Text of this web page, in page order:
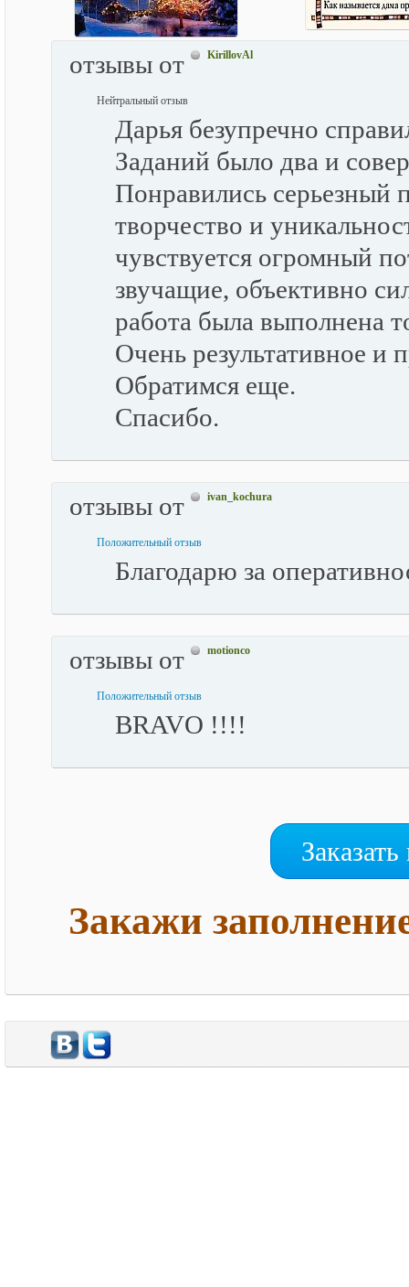
отзывы от KirillovAl
Нейтральный отзыв
Дарья безупречно
Заданий было два и
Понравились серьезный
творчество и
чувствуется огромный
звучащие, объективно
работа была выполнена
Очень результативное и
Обратимся еще.
Спасибо.
отзывы от ivan_kochura
Положительный отзыв
Благодарю за
отзывы от motionco
Положительный отзыв
BRAVO !!!!
Закажи